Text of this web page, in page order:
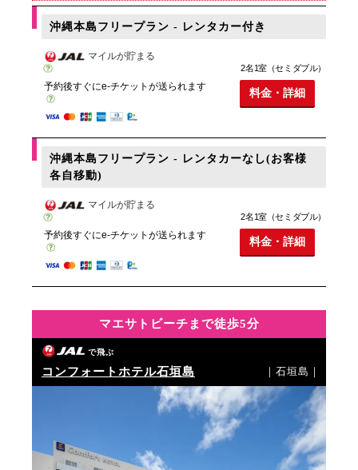
沖縄本島フリープラン - レンタカー付き
マイルが貯まる
予約後すぐにe-チケットが送られます
2名1室（セミダブル）
料金・詳細
沖縄本島フリープラン - レンタカーなし(お客様
各自移動)
マイルが貯まる
予約後すぐにe-チケットが送られます
2名1室（セミダブル）
料金・詳細
マエサトビーチまで徒歩5分
で飛ぶ
コンフォートホテル石垣島 ｜石垣島｜